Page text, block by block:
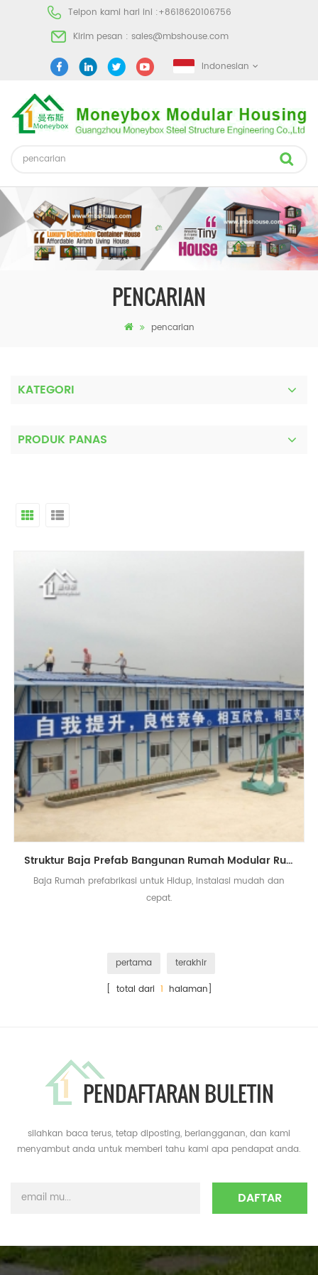
Telpon kami hari ini :+8618620106756
Kirim pesan : sales@mbshouse.com
Indonesian
PENCARIAN
pencarian
KATEGORI
PRODUK PANAS
Struktur Baja Prefab Bangunan Rumah Modular Rumah Prefabrikasi
Baja Rumah prefabrikasi untuk Hidup, instalasi mudah dan
cepat.
pertama
terakhir
[ total dari 1 halaman]
PENDAFTARAN BULETIN
silahkan baca terus, tetap diposting, berlangganan, dan kami
menyambut anda untuk memberi tahu kami apa pendapat anda.